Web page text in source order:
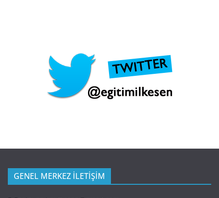
GENEL MERKEZ İLETİŞİM